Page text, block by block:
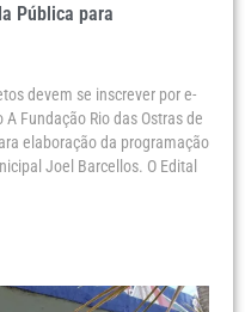
Pública para
devem se inscrever por e-
Fundação Rio das Ostras de
elaboração da programação
Joel Barcellos. O Edital